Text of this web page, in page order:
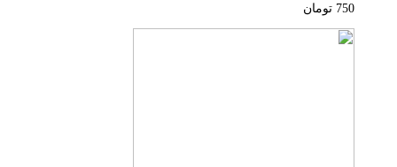
750 تومان